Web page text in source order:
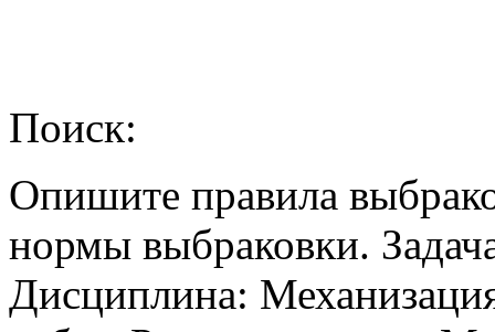
Поиск:
Опишите правила
нормы выбраковки.
Дисциплина: